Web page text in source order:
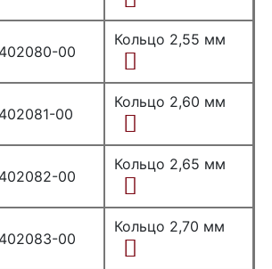
00
Кольцо 2,55 мм
00
Кольцо 2,60 мм
00
Кольцо 2,65 мм
00
Кольцо 2,70 мм